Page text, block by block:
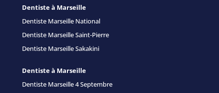
Dentiste à Marseille
Dentiste Marseille National
Dentiste Marseille Saint-Pierre
Dentiste Marseille Sakakini
Dentiste à Marseille
Dentiste Marseille 4 Septembre